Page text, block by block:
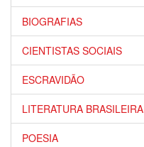
BIOGRAFIAS
CIENTISTAS SOCIAIS
ESCRAVIDÃO
LITERATURA BRASILEIRA
POESIA